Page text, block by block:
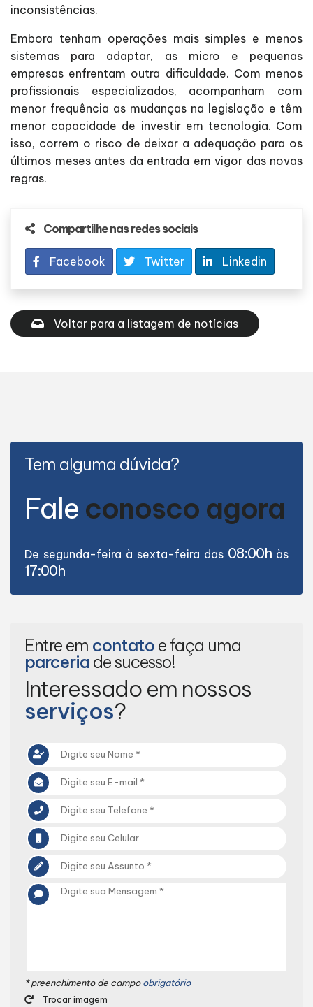
inconsistências.
Embora tenham operações mais simples e menos
sistemas para adaptar, as micro e pequenas
empresas enfrentam outra dificuldade. Com menos
profissionais especializados, acompanham com
menor frequência as mudanças na legislação e têm
menor capacidade de investir em tecnologia. Com
isso, correm o risco de deixar a adequação para os
últimos meses antes da entrada em vigor das novas
regras.
Compartilhe nas redes sociais
Facebook Twitter Linkedin
Voltar para a listagem de notícias
Tem alguma dúvida?
Fale conosco agora
De segunda-feira à sexta-feira das 08:00h às
17:00h
Entre em contato e faça uma
parceria de sucesso!
Interessado em nossos
serviços?
* preenchimento de campoobrigatório
Trocar imagem